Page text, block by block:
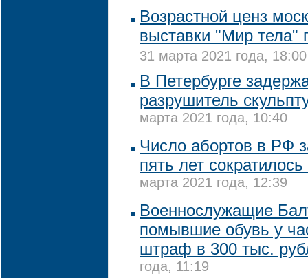
Возрастной ценз
выставки "Мир тела"
31 марта 2021 года, 18:00
В Петербурге
разрушитель
марта 2021 года, 10:40
Число абортов в РФ
пять лет
марта 2021 года, 12:39
Военнослужащие
помывшие обувь у
штраф в 300 тыс.
года, 11:19